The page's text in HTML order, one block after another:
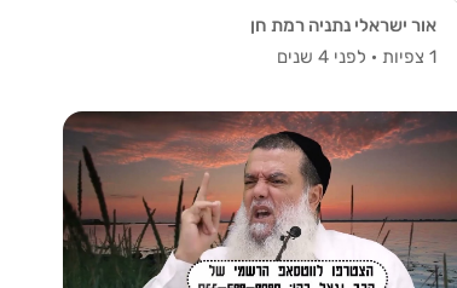
אור ישראלי נתניה רמת חן
1 צפיות
· לפני 4 שנים